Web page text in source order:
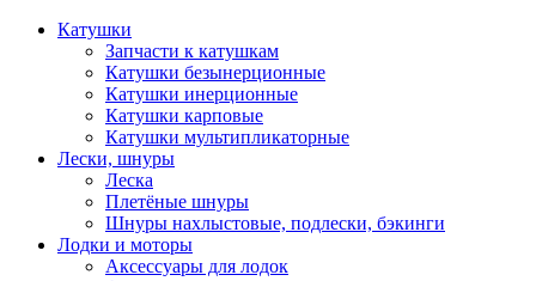
Катушки
Запчасти к катушкам
Катушки безынерционные
Катушки инерционные
Катушки карповые
Катушки мультипликаторные
Лески, шнуры
Леска
Плетёные шнуры
Шнуры нахлыстовые, подлески, бэкинги
Лодки и моторы
Аксессуары для лодок